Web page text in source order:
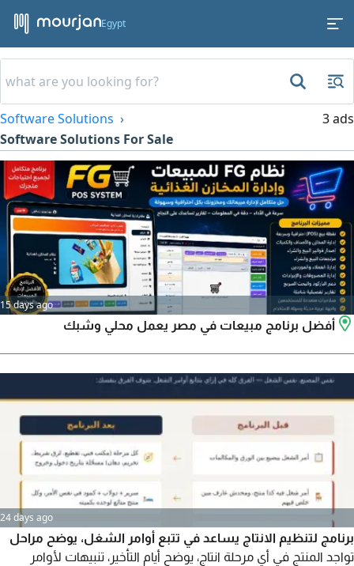
Egypt
Software Solutions
Software Solutions For Sale
3 ads
15 days ago
أفضل برنامج مبيعات في مصر يعمل محلي وشبك
24 days ago
برنامج لتنظيم الانتاج يساعد في تتبع أوامر الشغل، يوضح مراحل
تواجد المنتج في أي مرحلة انتاج، يوضح أيام التأخير، تنبيهات لأوامر